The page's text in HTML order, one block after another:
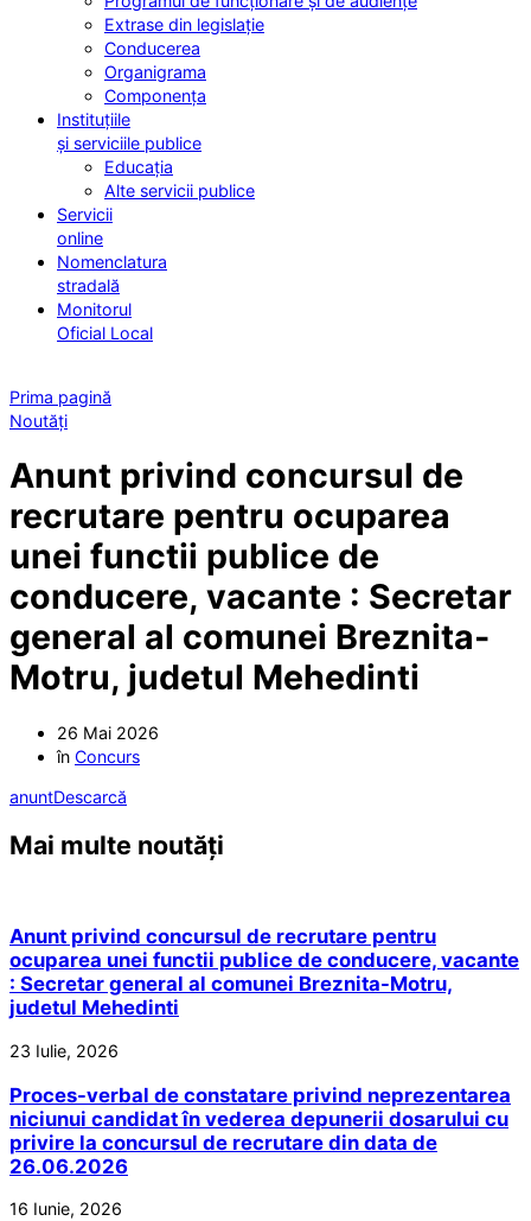
Extrase din legislație
Conducerea
Organigrama
Componența
Instituțiile
și serviciile publice
Educația
Alte servicii publice
Servicii
online
Nomenclatura
stradală
Monitorul
Oficial Local
Prima pagină
Noutăți
Anunt privind concursul de
recrutare pentru ocuparea
unei functii publice de
conducere, vacante : Secretar
general al comunei Breznita-
Motru, judetul Mehedinti
26 Mai 2026
în Concurs
anuntDescarcă
Mai multe noutăți
Anunt privind concursul de recrutare pentru
ocuparea unei functii publice de conducere, vacante
: Secretar general al comunei Breznita-Motru,
judetul Mehedinti
23 Iulie, 2026
Proces-verbal de constatare privind neprezentarea
niciunui candidat în vederea depunerii dosarului cu
privire la concursul de recrutare din data de
26.06.2026
16 Iunie, 2026